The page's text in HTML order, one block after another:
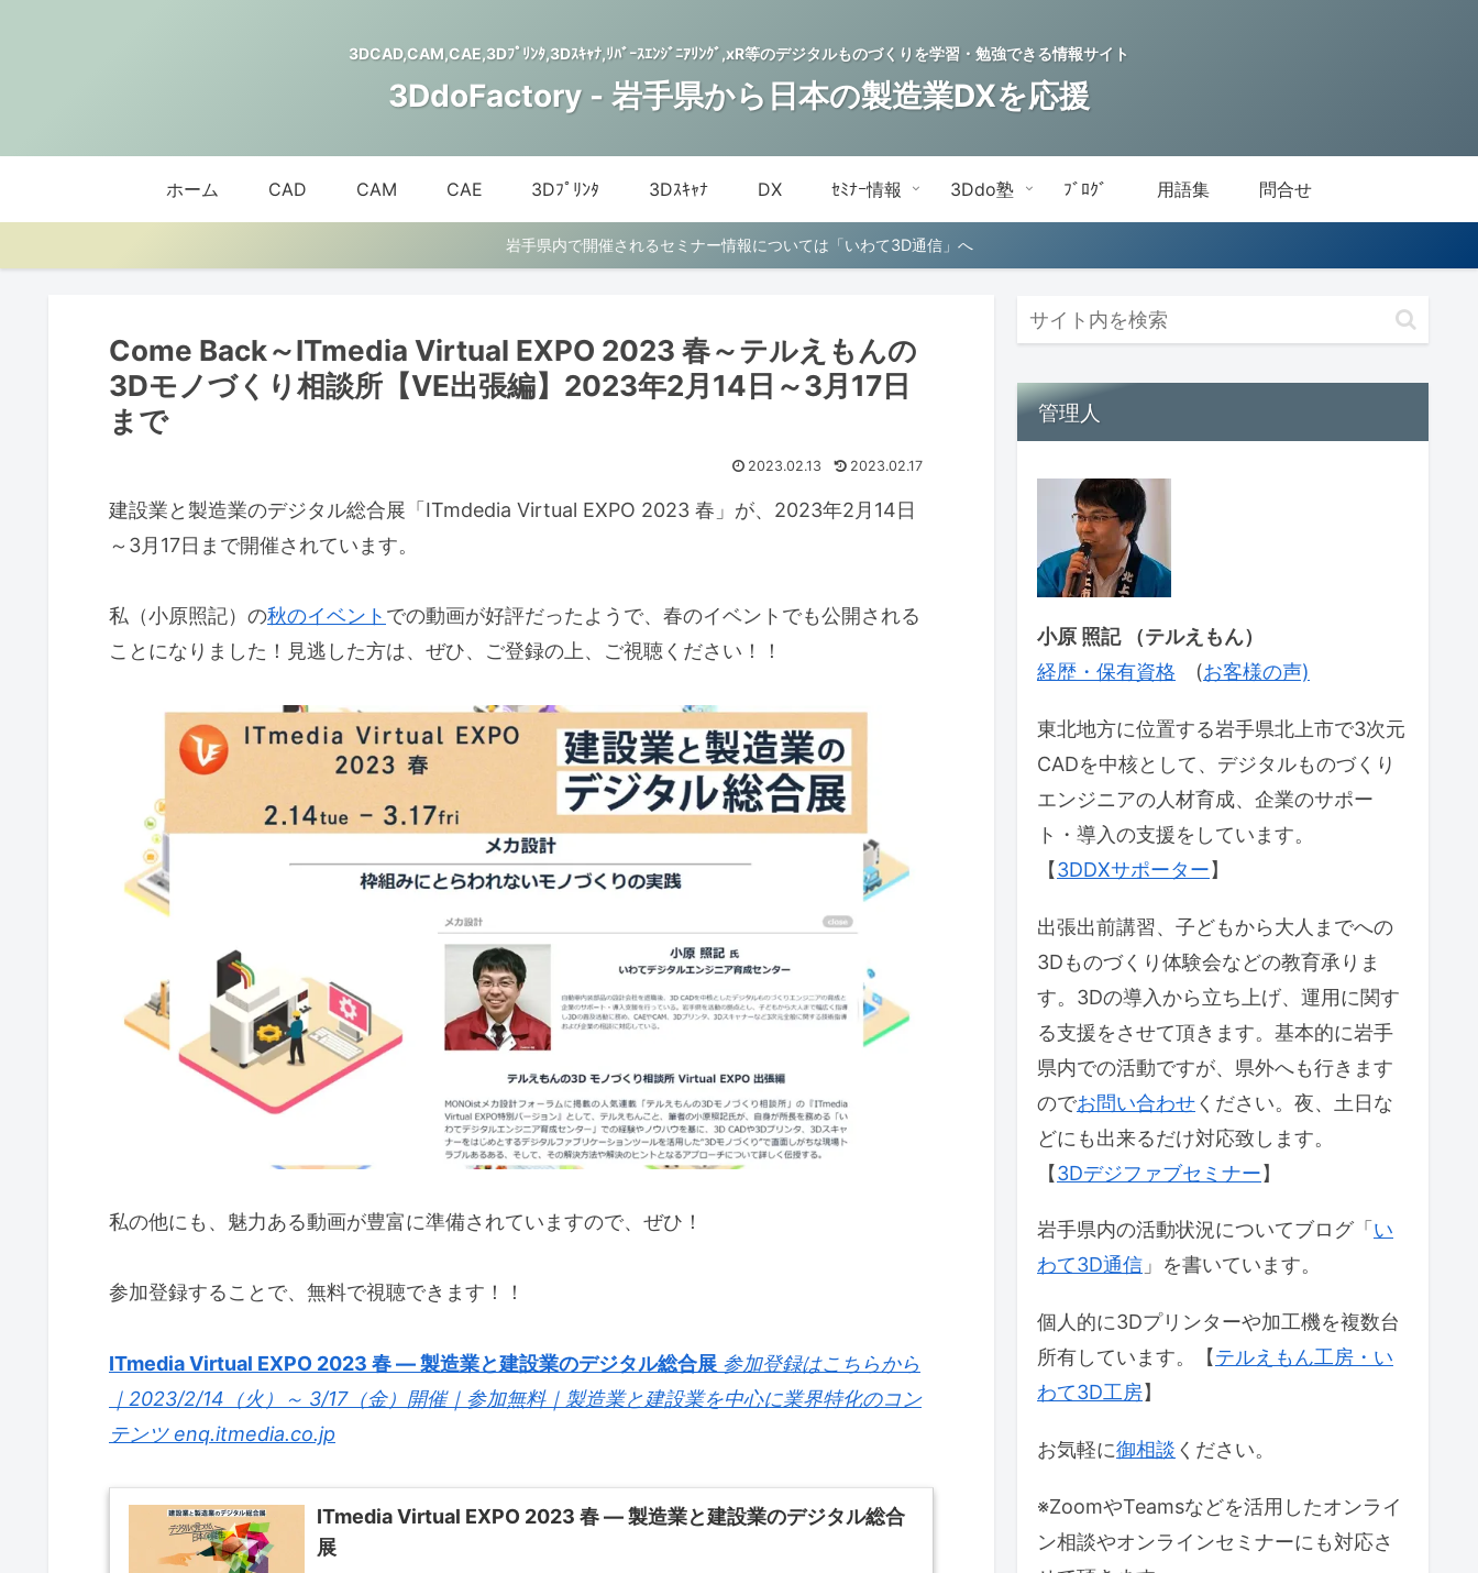
3DCAD,CAM,CAE,3Dﾌﾟﾘﾝﾀ,3Dｽｷｬﾅ,ﾘﾊﾞｰｽｴﾝｼﾞﾆｱﾘﾝｸﾞ,xR等のデジタルものづくりを学習・勉強できる情報サイト
3DdoFactory - 岩手県から日本の製造業DXを応援
ホーム CAD CAM CAE 3Dﾌﾟﾘﾝﾀ 3Dｽｷｬﾅ DX ｾﾐﾅｰ情報 3Ddo塾 ﾌﾞﾛｸﾞ 用語集 問合せ
岩手県内で開催されるセミナー情報については「いわて3D通信」へ
Come Back～ITmedia Virtual EXPO 2023 春～テルえもんの
3Dモノづくり相談所【VE出張編】2023年2月14日～3月17日
まで
2023.02.13 2023.02.17
建設業と製造業のデジタル総合展「ITmdedia Virtual EXPO 2023 春」が、2023年2月14日
～3月17日まで開催されています。
私（小原照記）の秋のイベント での動画が好評だったようで、春のイベントでも公開される
ことになりました！見逃した方は、ぜひ、ご登録の上、ご視聴ください！！
私の他にも、魅力ある動画が豊富に準備されていますので、ぜひ！
参加登録することで、無料で視聴できます！！
ITmedia Virtual EXPO 2023 春 ― 製造業と建設業のデジタル総合展 参加登録はこちらから
｜2023/2/14（火）～ 3/17（金）開催｜参加無料｜製造業と建設業を中心に業界特化のコン
テンツ enq.itmedia.co.jp
ITmedia Virtual EXPO 2023 春 ― 製造業と建設業のデジタル総合
展
管理人
小原 照記 （テルえもん）
経歴・保有資格 (お客様の声)
東北地方に位置する岩手県北上市で3次元
CADを中核として、デジタルものづくり
エンジニアの人材育成、企業のサポー
ト・導入の支援をしています。
【3DDXサポーター】
出張出前講習、子どもから大人までへの
3Dものづくり体験会などの教育承りま
す。3Dの導入から立ち上げ、運用に関す
る支援をさせて頂きます。基本的に岩手
県内での活動ですが、県外へも行きます
のでお問い合わせください。夜、土日な
どにも出来るだけ対応致します。
【3Dデジファブセミナー】
岩手県内の活動状況についてブログ「 い
わて3D通信 」を書いています。
個人的に3Dプリンターや加工機を複数台
所有しています。【テルえもん工房・い
わて3D工房】
お気軽に御相談 ください。
※ZoomやTeamsなどを活用したオンライ
ン相談やオンラインセミナーにも対応さ